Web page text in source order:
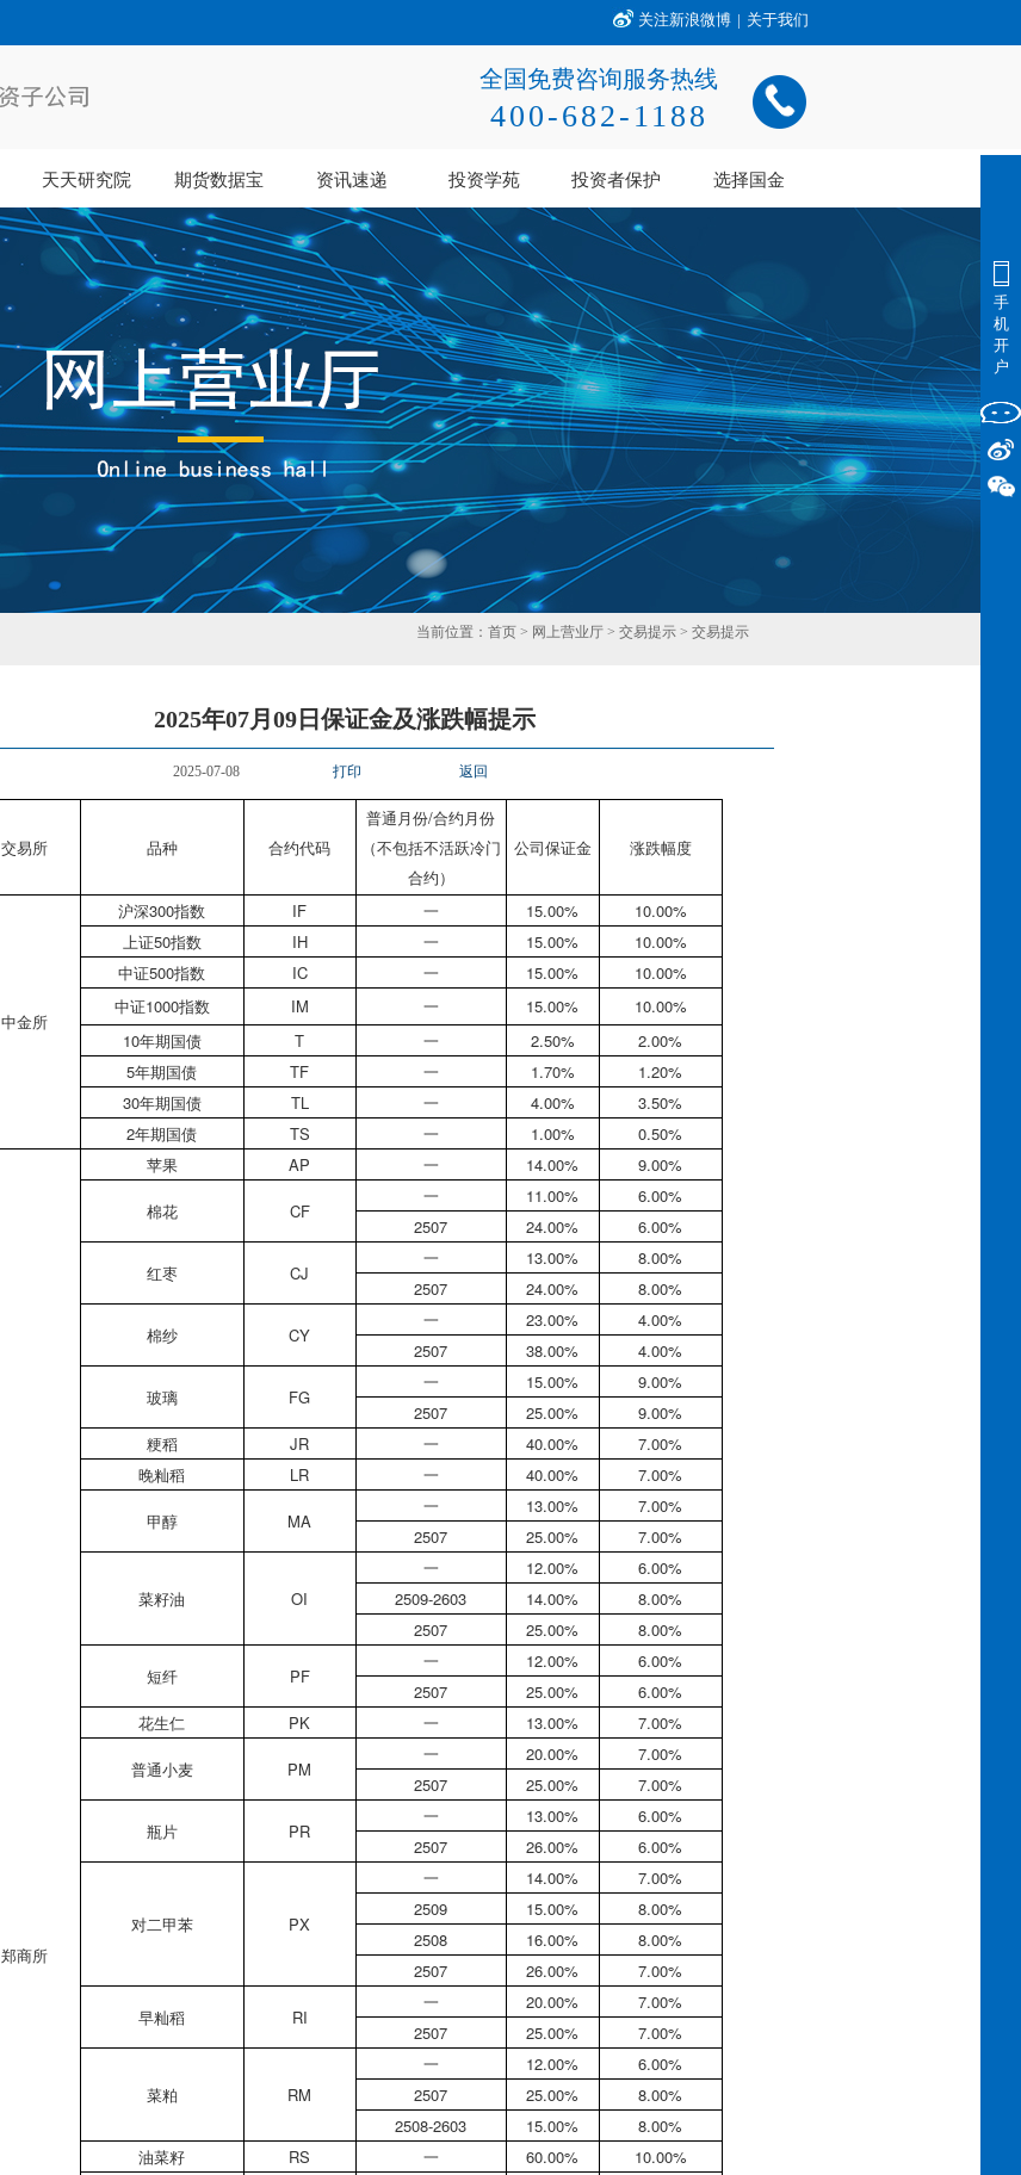
关注新浪微博 | 关于我们
全国免费咨询服务热线
400-682-1188
天天研究院 期货数据宝 资讯速递 投资学苑 投资者保护 选择国金
当前位置： 首页 > 网上营业厅 > 交易提示 > 交易提示
2025年07月09日保证金及涨跌幅提示
2025-07-08 打印 返回
交易所 品种 合约代码
普通月份/合约月份
（不包括不活跃冷门
合约）
公司保证金 涨跌幅度
中金所
沪深300指数 IF 一 15.00%
10.00%
上证50指数
IH 一 15.00%
10.00%
中证500指数
IC 一 15.00%
10.00%
中证1000指数
IM 一 15.00%
10.00%
10年期国债
T 一 2.50%
2.00%
5年期国债
TF 一 1.70%
1.20%
30年期国债
TL 一 4.00%
3.50%
2年期国债
TS 一 1.00% 0.50%
郑商所
苹果 AP 一 14.00% 9.00%
棉花 CF
一 11.00%
6.00%
2507
24.00% 6.00%
红枣 CJ
一 13.00%
8.00%
2507
24.00% 8.00%
棉纱 CY
一 23.00%
4.00%
2507
38.00% 4.00%
玻璃 FG
一 15.00%
9.00%
2507
25.00%
9.00%
粳稻
JR 一 40.00%
7.00%
晚籼稻
LR 一 40.00% 7.00%
甲醇 MA
一 13.00%
7.00%
2507
25.00% 7.00%
菜籽油 OI
一 12.00%
6.00%
2509-2603
14.00%
8.00%
2507
25.00% 8.00%
短纤 PF
一 12.00%
6.00%
2507
25.00%
6.00%
花生仁
PK 一 13.00% 7.00%
普通小麦 PM
一 20.00%
7.00%
2507
25.00% 7.00%
瓶片 PR
一 13.00%
6.00%
2507
26.00% 6.00%
对二甲苯 PX
一 14.00%
7.00%
2509
15.00%
8.00%
2508
16.00%
8.00%
2507
26.00% 7.00%
早籼稻 RI
一 20.00%
7.00%
2507
25.00% 7.00%
菜粕 RM
一 12.00%
6.00%
2507
25.00%
8.00%
2508-2603
15.00%
8.00%
油菜籽
RS 一 60.00% 10.00%
手
机
开
户